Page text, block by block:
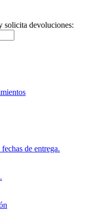
solicita devoluciones:
de entrega.